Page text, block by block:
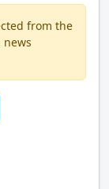
from the